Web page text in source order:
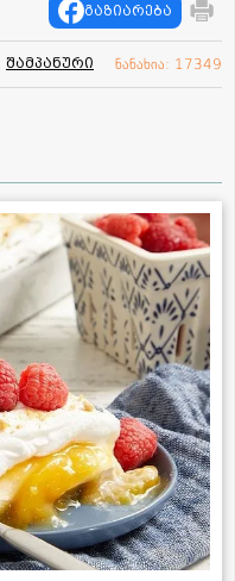
გაზიარება
შამპანური ნანახია: 17349